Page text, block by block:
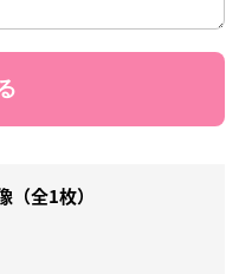
（全1枚）